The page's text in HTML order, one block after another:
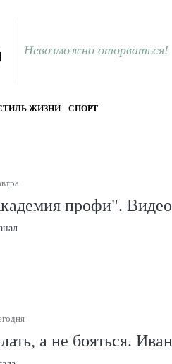
Невозможно оторваться!
ЖИЗНИ СПОРТ
профи".
а не бояться.